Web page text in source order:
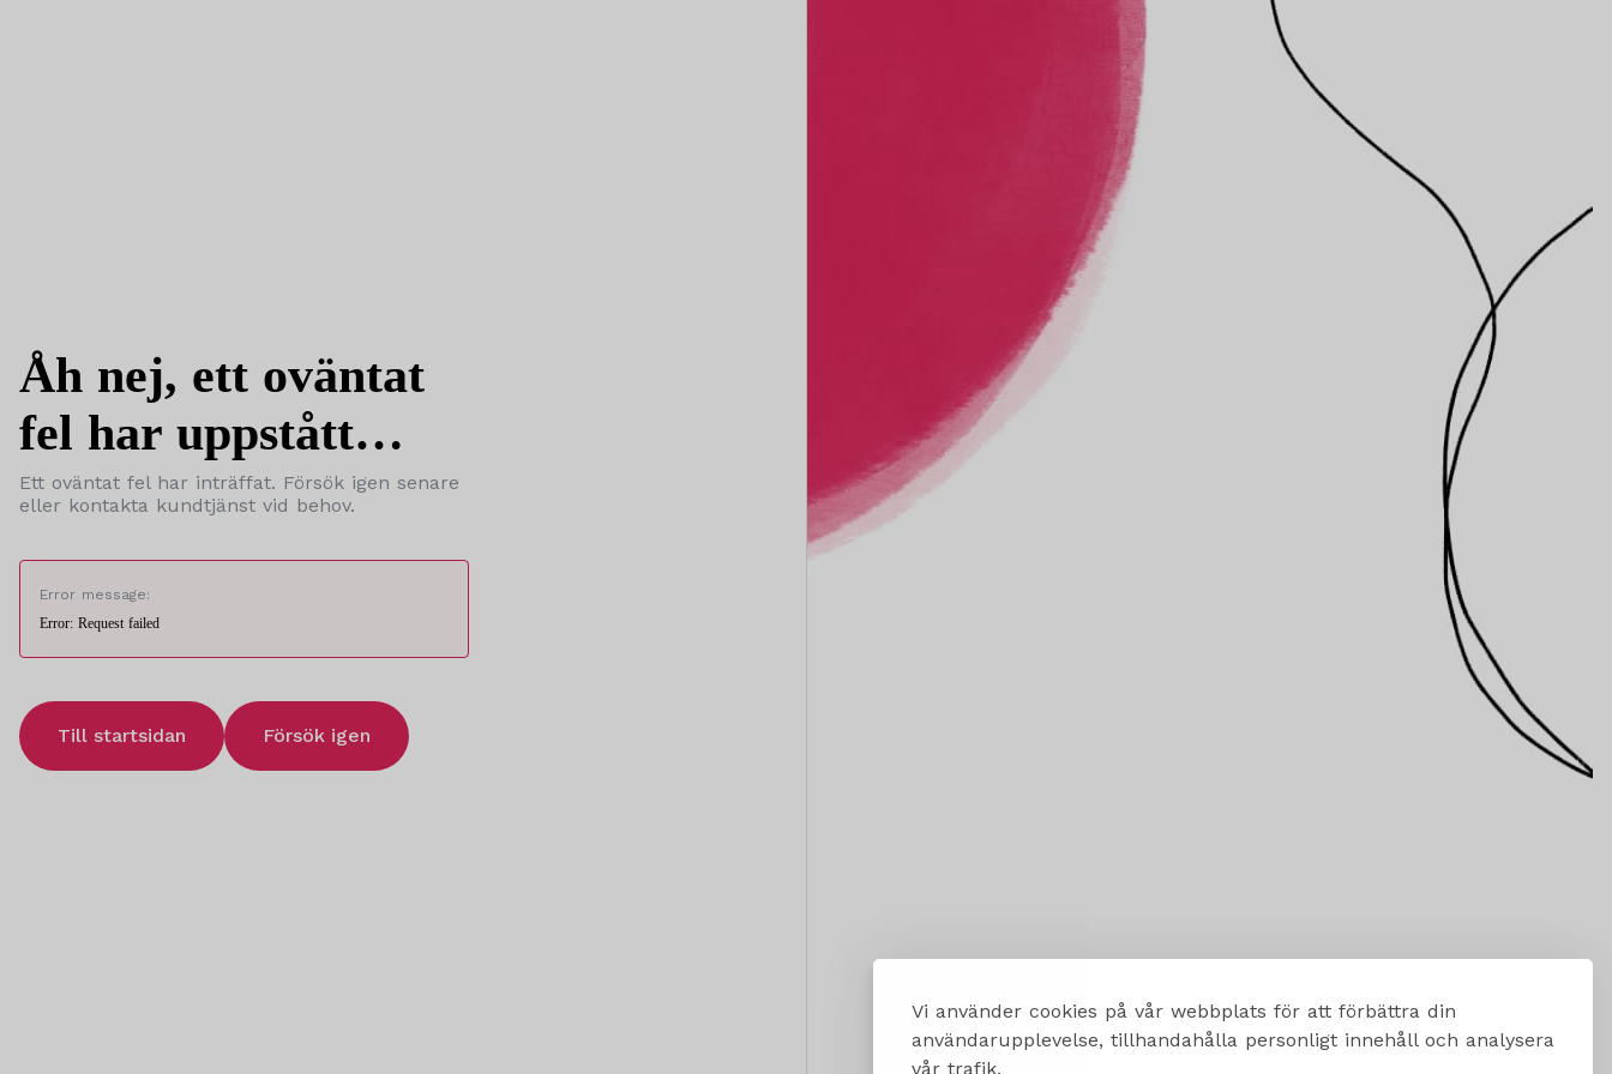
Vi använder cookies på vår webbplats för att förbättra din
användarupplevelse, tillhandahålla personligt innehåll och analysera
vår trafik.
Åh nej, ett oväntat
fel har uppstått…
Ett oväntat fel har inträffat. Försök igen senare
eller kontakta kundtjänst vid behov.
Error message:
Error: Request failed
Till startsidan Försök igen